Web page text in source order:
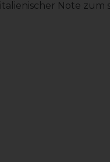
Note zum